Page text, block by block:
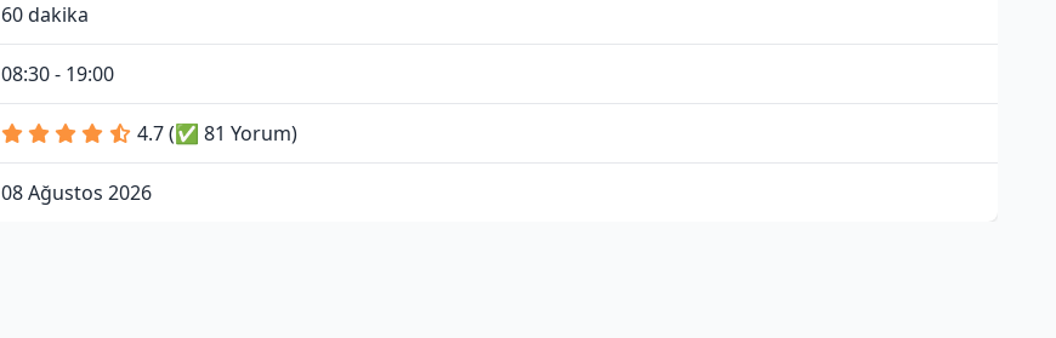
60 dakika
08:30 - 19:00
4.7 (✅ 81 Yorum)
08 Ağustos 2026